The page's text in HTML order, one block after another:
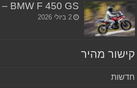
BMW F 450 GS – השקה בישראל
2 ביולי 2026
מהיר